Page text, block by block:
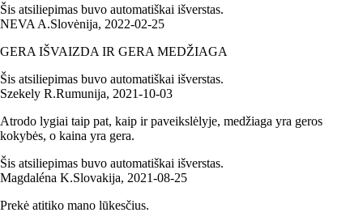
Šis atsiliepimas buvo automatiškai išverstas.
NEVA A.Slovėnija, 2022‑02‑25
GERA IŠVAIZDA IR GERA MEDŽIAGA
Šis atsiliepimas buvo automatiškai išverstas.
Szekely R.Rumunija, 2021‑10‑03
Atrodo lygiai taip pat, kaip ir paveikslėlyje, medžiaga yra geros
kokybės, o kaina yra gera.
Šis atsiliepimas buvo automatiškai išverstas.
Magdaléna K.Slovakija, 2021‑08‑25
Prekė atitiko mano lūkesčius.